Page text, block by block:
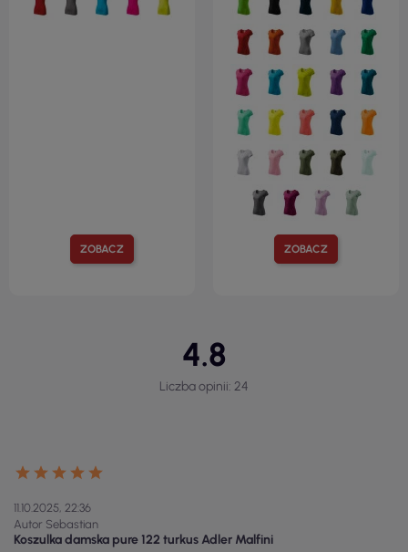
ZOBACZ ZOBACZ
4.8
Liczba opinii: 24
11.10.2025, 22:36
Autor Sebastian
Koszulka damska pure 122 turkus Adler Malfini